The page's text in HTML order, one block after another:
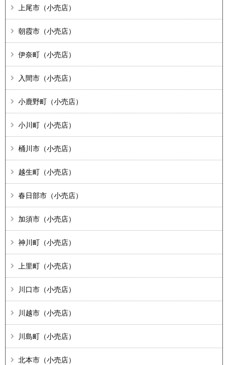
上尾市（小売店）
朝霞市（小売店）
伊奈町（小売店）
入間市（小売店）
小鹿野町（小売店）
小川町（小売店）
桶川市（小売店）
越生町（小売店）
春日部市（小売店）
加須市（小売店）
神川町（小売店）
上里町（小売店）
川口市（小売店）
川越市（小売店）
川島町（小売店）
北本市（小売店）